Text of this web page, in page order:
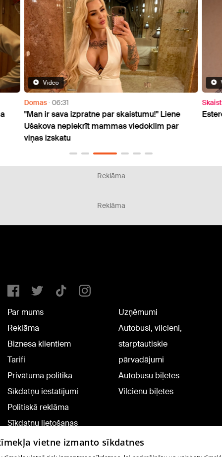
Video
Domas 06:31
"Man ir sava izpratne par skaistumu!" Liene
Ušakova nepiekrīt mammas viedoklim par
viņas izskatu
Reklāma
Reklāma
Par mums
Reklāma
Biznesa klientiem
Tarifi
Privātuma politika
Sīkdatņu iestatījumi
Politiskā reklāma
Sīkdatņu lietošanas
noteikumi
Komentāru pievienošana
Uzņēmumi
Autobusi, vilcieni,
starptautiskie
pārvadājumi
Autobusu biļetes
Vilcienu biļetes
vietne izmanto sīkdatnes